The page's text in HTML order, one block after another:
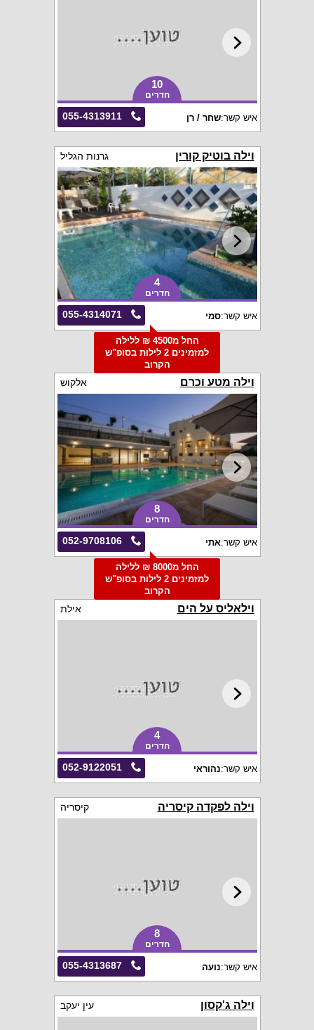
10
חדרים
055-4313911 איש קשר:שחר / רן
וילה בוטיק קורין גרנות הגליל
4
חדרים
055-4314071 איש קשר:סמי
החל מ4500 ₪ ללילה
למזמינים 2 לילות בסופ"ש
הקרוב
וילה מטע וכרם אלקוש
8
חדרים
052-9708106 איש קשר:אתי
החל מ8000 ₪ ללילה
למזמינים 2 לילות בסופ"ש
הקרוב
וילאליס על הים אילת
4
חדרים
052-9122051 איש קשר:נהוראי
וילה לפקדה קיסריה קיסריה
8
חדרים
055-4313687 איש קשר:נועה
וילה ג'קסון עין יעקב